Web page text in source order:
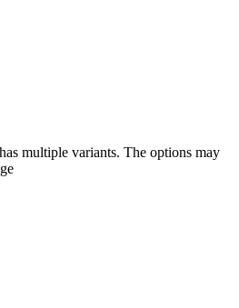
multiple variants. The options may